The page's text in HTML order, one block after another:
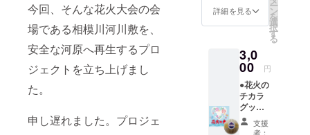
今回、そんな花火大会の会
場である相模川河川敷を、
安全な河原へ再生するプロ
ジェクトを立ち上げまし
た。
申し遅れました。プロジェ
年東日本台
態です。そ
のピンチを
乗り切るた
め、相模原
納涼花火大
で、安
全な相
模川河
そして
花火の
打ち上
げを通
して、
多くの
市民が
笑顔に
詳細を見る ー
ン
を
選
択
す
る
3,0
00 円
●花火の
チカラ
グッズ
（花火
の玉）
支援
者：